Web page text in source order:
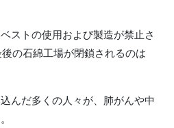
ストの使用および製造が禁止さ
の石綿工場が閉鎖されるのは
んだ多くの人々が、肺がんや中